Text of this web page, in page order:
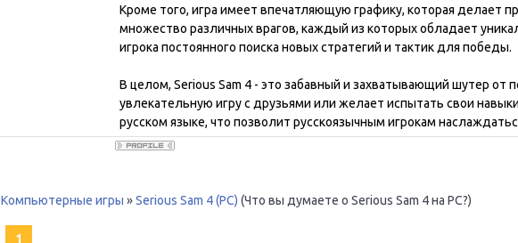
Кроме того, игра имеет впечатляющую графику, которая делает
множество различных врагов, каждый из которых обладает
игрока постоянного поиска новых стратегий и тактик для победы.
В целом, Serious Sam 4 - это забавный и захватывающий шутер от
увлекательную игру с друзьями или желает испытать свои
русском языке, что позволит русскоязычным игрокам
Компьютерные игры »Serious Sam 4 (PC) (Что вы думаете о Serious Sam 4 на PC?)
1